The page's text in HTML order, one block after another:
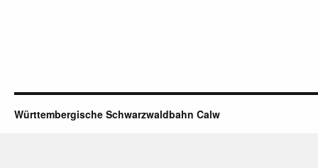
Württembergische Schwarzwaldbahn Calw